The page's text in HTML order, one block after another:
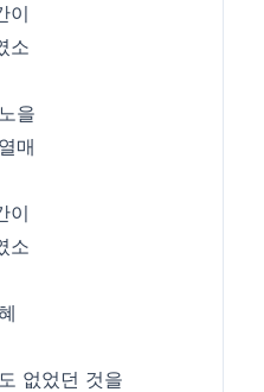
이
소
을
매
이
소
없었던 것을